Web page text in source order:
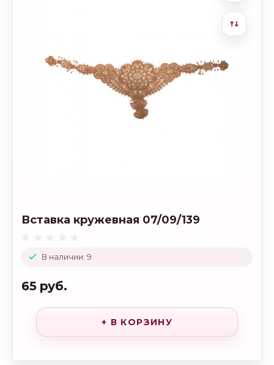
В наличии: 9
Вставка кружевная 07/09/139
65 руб.
+ В КОРЗИНУ